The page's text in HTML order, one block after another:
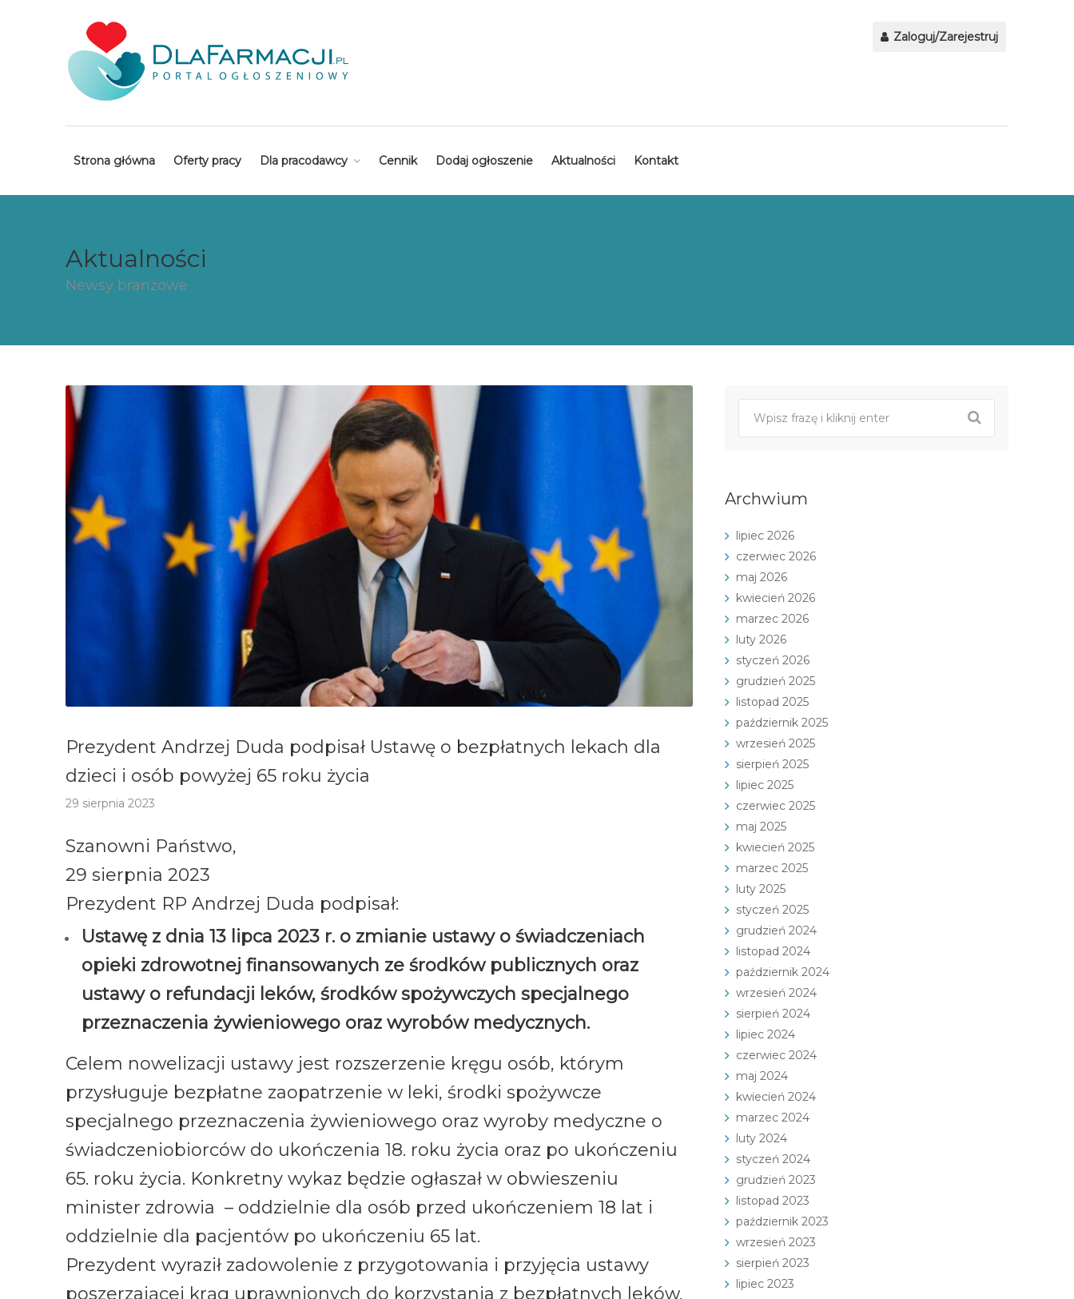
Strona główna Oferty pracy Dla pracodawcy Cennik Dodaj ogłoszenie Aktualności Kontakt
Zaloguj/Zarejestruj
Aktualności
Newsy branżowe
Prezydent Andrzej Duda podpisał Ustawę o bezpłatnych lekach dla
dzieci i osób powyżej 65 roku życia
29 sierpnia 2023
Szanowni Państwo,
29 sierpnia 2023
Prezydent RP Andrzej Duda podpisał:
Ustawę z dnia 13 lipca 2023 r. o zmianie ustawy o świadczeniach
opieki zdrowotnej finansowanych ze środków publicznych oraz
ustawy o refundacji leków, środków spożywczych specjalnego
przeznaczenia żywieniowego oraz wyrobów medycznych.
Celem nowelizacji ustawy jest rozszerzenie kręgu osób, którym
przysługuje bezpłatne zaopatrzenie w leki, środki spożywcze
specjalnego przeznaczenia żywieniowego oraz wyroby medyczne o
świadczeniobiorców do ukończenia 18. roku życia oraz po ukończeniu
65. roku życia. Konkretny wykaz będzie ogłaszał w obwieszeniu
minister zdrowia – oddzielnie dla osób przed ukończeniem 18 lat i
oddzielnie dla pacjentów po ukończeniu 65 lat.
Prezydent wyraził zadowolenie z przygotowania i przyjęcia ustawy
poszerzającej krąg uprawnionych do korzystania z bezpłatnych leków.
Archwium
lipiec 2026
czerwiec 2026
maj 2026
kwiecień 2026
marzec 2026
luty 2026
styczeń 2026
grudzień 2025
listopad 2025
październik 2025
wrzesień 2025
sierpień 2025
lipiec 2025
czerwiec 2025
maj 2025
kwiecień 2025
marzec 2025
luty 2025
styczeń 2025
grudzień 2024
listopad 2024
październik 2024
wrzesień 2024
sierpień 2024
lipiec 2024
czerwiec 2024
maj 2024
kwiecień 2024
marzec 2024
luty 2024
styczeń 2024
grudzień 2023
listopad 2023
październik 2023
wrzesień 2023
sierpień 2023
lipiec 2023